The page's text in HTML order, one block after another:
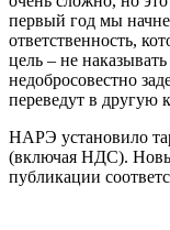
первый год мы
ответственность,
цель – не
недобросовестно
переведут в другую
НАРЭ установило
(включая НДС).
публикации